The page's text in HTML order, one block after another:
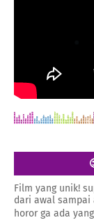
Film yang unik!
dari awal sampai
horor ga ada